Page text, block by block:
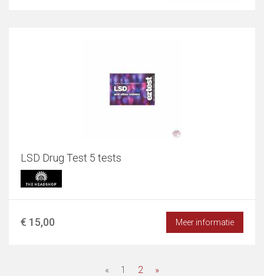
LSD Drug Test 5 tests
€ 15,00 Meer informatie
« 1 2 »